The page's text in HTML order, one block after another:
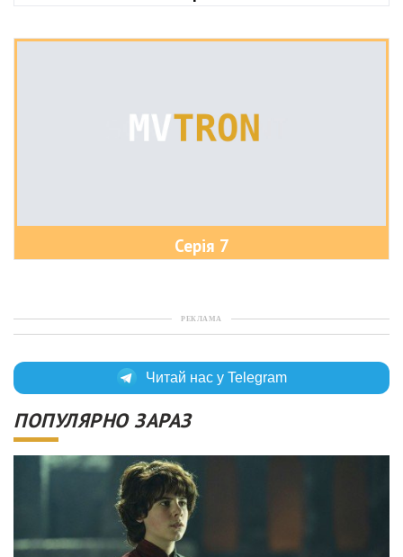
Серія 7
РЕКЛАМА
Читай нас у Telegram
ПОПУЛЯРНО ЗАРАЗ